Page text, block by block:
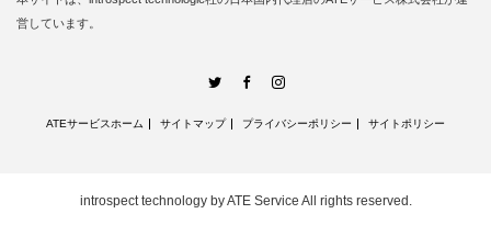
営しています。
TwitterFacebook
ATEサービスホーム サイトマップ プライバシーポリシー サイトポリシー
introspect technology by ATE Service All rights reserved.